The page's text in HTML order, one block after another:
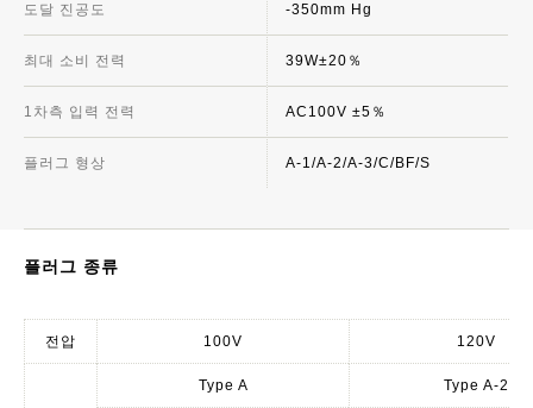
도달 진공도
최대 소비 전력
1차측 입력 전력
플러그 형상
-350mm Hg
39W±20％
AC100V ±5％
A-1/A-2/A-3/C/BF/S
플러그 종류
전압 100V 120V
Type A Type A-2